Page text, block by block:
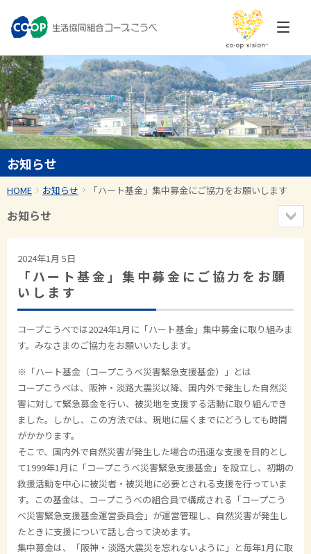
お知らせ
HOME お知らせ 「ハート基金」集中募金にご協力をお願いします
お知らせ
2024年1月 5日
「ハート基金」集中募金にご協力をお願
いします
コープこうべでは2024年1月に「ハート基金」集中募金に取り組みま
す。みなさまのご協力をお願いいたします。
※「ハート基金（コープこうべ災害緊急支援基金）」とは
コープこうべは、阪神・淡路大震災以降、国内外で発生した自然災
害に対して緊急募金を行い、被災地を支援する活動に取り組んでき
ました。しかし、この方法では、現地に届くまでにどうしても時間
がかかります。
そこで、国内外で自然災害が発生した場合の迅速な支援を目的とし
て1999年1月に「コープこうべ災害緊急支援基金」を設立し、初期の
救援活動を中心に被災者・被災地に必要とされる支援を行っていま
す。この基金は、コープこうべの組合員で構成される「コープこう
べ災害緊急支援基金運営委員会」が運営管理し、自然災害が発生し
たときに支援について話し合って決めます。
集中募金は、「阪神・淡路大震災を忘れないように」と毎年1月に取